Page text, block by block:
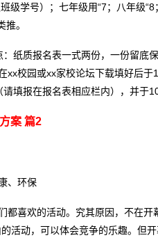
级学号）；七年级用“7；八年级
。
：纸质报名表一式两份，一份留底
xx校园或xx家校论坛下载填好后
填报在报名表相应栏内），并于
案 篇2
、环保
都喜欢的活动。究其原因，不在
活动，可以体会竞争的乐趣。但